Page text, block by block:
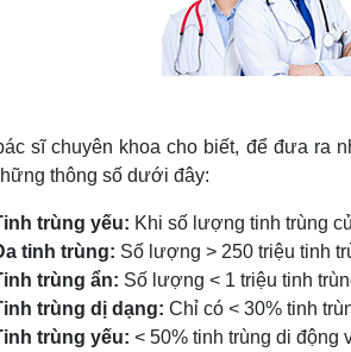
sĩ chuyên khoa cho biết, để đưa ra
thông số dưới đây:
trùng yếu: Khi số lượng tinh trùng
tinh trùng: Số lượng > 250 triệu tinh
trùng ẩn: Số lượng < 1 triệu tinh
trùng dị dạng: Chỉ có < 30% tinh
trùng yếu: < 50% tinh trùng di động